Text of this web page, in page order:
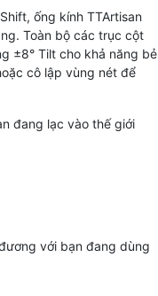
ống kính TTArtisan
Toàn bộ các trục cột
±8° Tilt cho khả năng bẻ
cô lập vùng nét để
đang lạc vào thế giới
với bạn đang dùng